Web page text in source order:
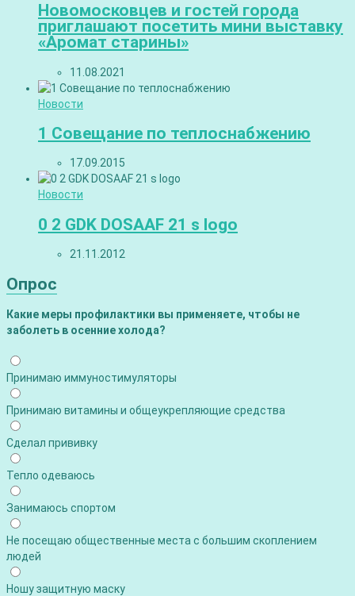
Новомосковцев и гостей города
приглашают посетить мини выставку
«Аромат старины»
11.08.2021
Новости
1 Совещание по теплоснабжению
17.09.2015
Новости
0 2 GDK DOSAAF 21 s logo
21.11.2012
Опрос
Какие меры профилактики вы применяете, чтобы не
заболеть в осенние холода?
Принимаю иммуностимуляторы
Принимаю витамины и общеукрепляющие средства
Сделал прививку
Тепло одеваюсь
Занимаюсь спортом
Не посещаю общественные места с большим скоплением
людей
Ношу защитную маску